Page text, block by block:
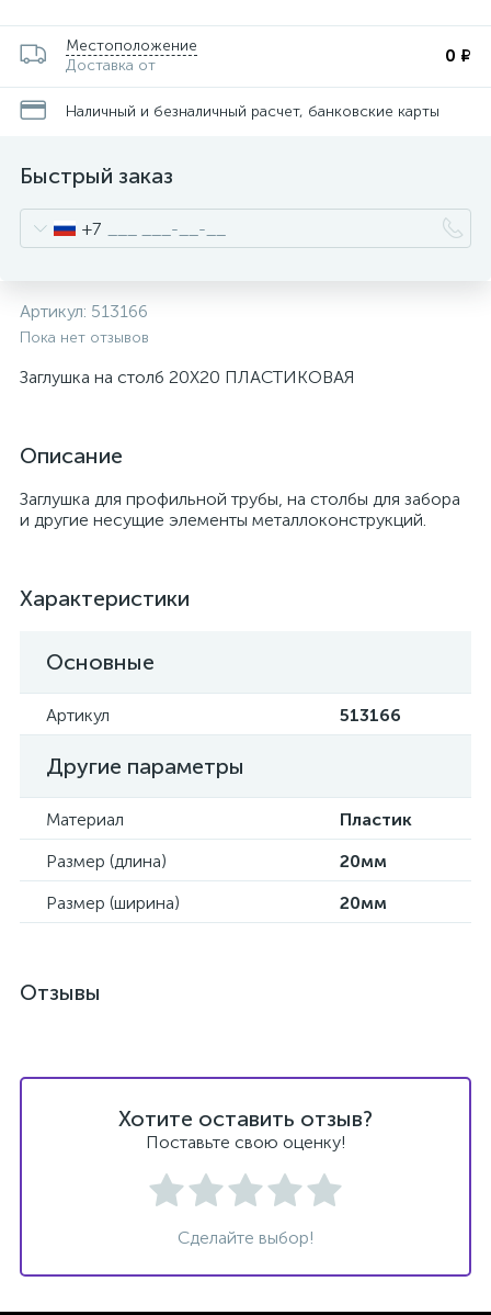
Местоположение
Доставка от
0 ₽
Наличный и безналичный расчет, банковские карты
Быстрый заказ
+7
Артикул: 513166
Пока нет отзывов
Заглушка на столб 20Х20 ПЛАСТИКОВАЯ
Описание
Заглушка для профильной трубы, на столбы для забора
и другие несущие элементы металлоконструкций.
Характеристики
Основные
Артикул 513166
Другие параметры
Материал
Пластик
Размер (длина)
20мм
Размер (ширина)
20мм
Отзывы
Хотите оставить отзыв?
Поставьте свою оценку!
Сделайте выбор!